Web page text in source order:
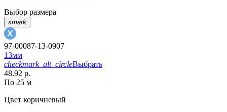
Выбор размера
xmark
97-00087-13-0907
13мм
checkmark_alt_circleВыбрать
48.92 р.
По 25 м
Цвет коричневый